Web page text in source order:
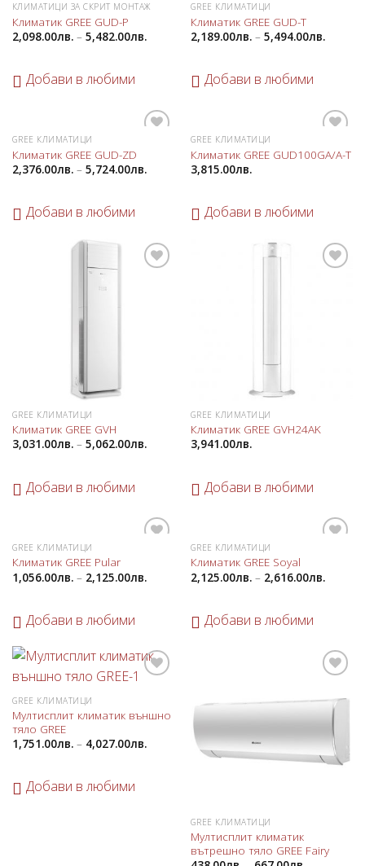
КЛИМАТИЦИ ЗА СКРИТ МОНТАЖ
Климатик GREE GUD-P
2,098.00лв.– 5,482.00лв.
Добави в любими
GREE КЛИМАТИЦИ
Климатик GREE GUD-T
2,189.00лв.– 5,494.00лв.
Добави в любими
любими
GREE КЛИМАТИЦИ
Климатик GREE GUD-ZD
2,376.00лв.– 5,724.00лв.
Добави в любими
в
GREE КЛИМАТИЦИ
Климатик GREE GUD100GA/A-T
3,815.00лв.
Добави в любими
GREE КЛИМАТИЦИ
Климатик GREE GVH
3,031.00лв.– 5,062.00лв.
Добави в любими
GREE КЛИМАТИЦИ
Климатик GREE GVH24AK
3,941.00лв.
Добави в любими
любими
GREE КЛИМАТИЦИ
Климатик GREE Pular
1,056.00лв.– 2,125.00лв.
Добави в любими
любими
GREE КЛИМАТИЦИ
Климатик GREE Soyal
2,125.00лв.– 2,616.00лв.
Добави в любими
GREE КЛИМАТИЦИ
Мултисплит климатик външно
тяло GREE
1,751.00лв.– 4,027.00лв.
Добави в любими
в
любими
GREE КЛИМАТИЦИ
Мултисплит климатик
вътрешно тяло GREE Fairy